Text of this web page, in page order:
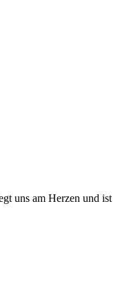
uns am Herzen und ist